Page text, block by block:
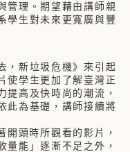
管理。期望藉由講師親
學生對未來更寬廣與豐
，新垃圾危機》來引起
使學生更加了解臺灣正
提高及快時尚的潮流，
此為基礎，講師接續將
開頭時所觀看的影片，
量能」逐漸不足之外，